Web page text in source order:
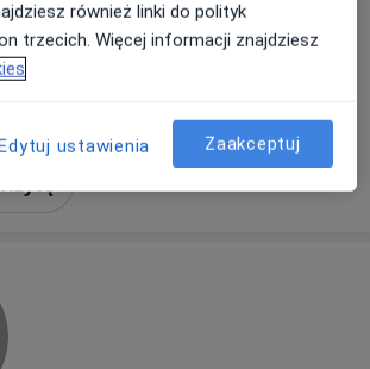
45/2, Szczecin•Mapa
Manualna
również linki do polityk
trzecich. Więcej informacji znajdziesz
ustawienia Zaakceptuj